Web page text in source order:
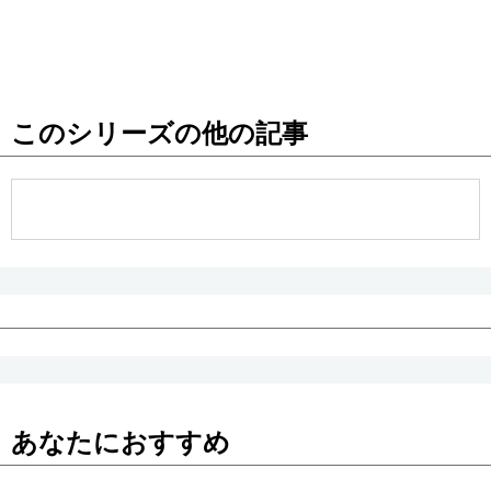
お知らせ
このシリーズの他の記事
あなたにおすすめ